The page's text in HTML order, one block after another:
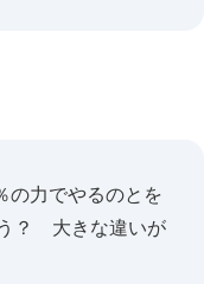
の力でやるのとを
？ 大きな違いが